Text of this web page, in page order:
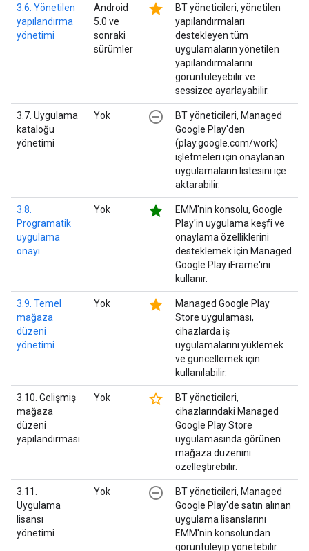
3.6. Yönetilen
yapılandırma
yönetimi
Android
5.0 ve
sonraki
sürümler
star
BT yöneticileri, yönetilen
yapılandırmaları
destekleyen tüm
uygulamaların yönetilen
yapılandırmalarını
görüntüleyebilir ve
sessizce ayarlayabilir.
3.7. Uygulama
kataloğu
yönetimi
Yok remove_circle_outline
BT yöneticileri, Managed
Google Play'den
(play.google.com/work)
işletmeleri için onaylanan
uygulamaların listesini içe
aktarabilir.
3.8.
Programatik
uygulama
onayı
Yok star
EMM'nin konsolu, Google
Play'in uygulama keşfi ve
onaylama özelliklerini
desteklemek için Managed
Google Play iFrame'ini
kullanır.
3.9. Temel
mağaza
düzeni
yönetimi
Yok star
Managed Google Play
Store uygulaması,
cihazlarda iş
uygulamalarını yüklemek
ve güncellemek için
kullanılabilir.
3.10. Gelişmiş
mağaza
düzeni
yapılandırması
Yok star_border
BT yöneticileri,
cihazlarındaki Managed
Google Play Store
uygulamasında görünen
mağaza düzenini
özelleştirebilir.
3.11.
Uygulama
lisansı
yönetimi
Yok remove_circle_outline
BT yöneticileri, Managed
Google Play'de satın alınan
uygulama lisanslarını
EMM'nin konsolundan
görüntüleyip yönetebilir.